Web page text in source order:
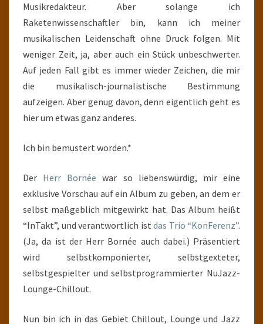
Musikredakteur. Aber solange ich
Raketenwissenschaftler bin, kann ich meiner
musikalischen Leidenschaft ohne Druck folgen. Mit
weniger Zeit, ja, aber auch ein Stück unbeschwerter.
Auf jeden Fall gibt es immer wieder Zeichen, die mir
die musikalisch-journalistische Bestimmung
aufzeigen. Aber genug davon, denn eigentlich geht es
hier um etwas ganz anderes.
Ich bin bemustert worden.*
Der Herr Bornée war so liebenswürdig, mir eine
exklusive Vorschau auf ein Album zu geben, an dem er
selbst maßgeblich mitgewirkt hat. Das Album heißt
“InTakt”, und verantwortlich ist das Trio “KonFerenz”.
(Ja, da ist der Herr Bornée auch dabei.) Präsentiert
wird selbstkomponierter, selbstgexteter,
selbstgespielter und selbstprogrammierter NuJazz-
Lounge-Chillout.
Nun bin ich in das Gebiet Chillout, Lounge und Jazz